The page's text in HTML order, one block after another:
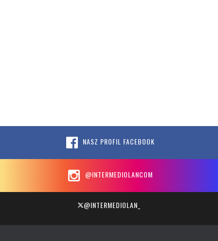
NASZ PROFIL FACEBOOK
@INTERMEDIOLANCOM
@INTERMEDIOLAN_